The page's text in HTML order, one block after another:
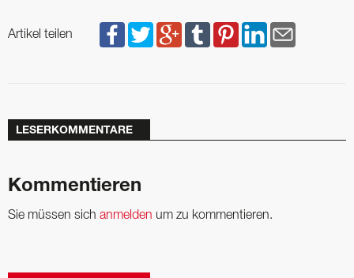
Artikel teilen
LESERKOMMENTARE
Kommentieren
Sie müssen sich anmelden um zu kommentieren.